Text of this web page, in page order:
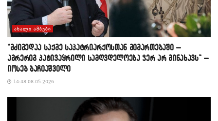
ᲐᲮᲐᲚᲘ ᲐᲛᲑᲔᲑᲘ
“მძიმედაა საქმე საპატრიარქოსთან მიმართებაში –
აგრერიგ პატივაყრილი სამღვდელოება ჯერ არ მინახავს” –
იოსებ ბაჩიაშვილი
14:48 08-05-2026